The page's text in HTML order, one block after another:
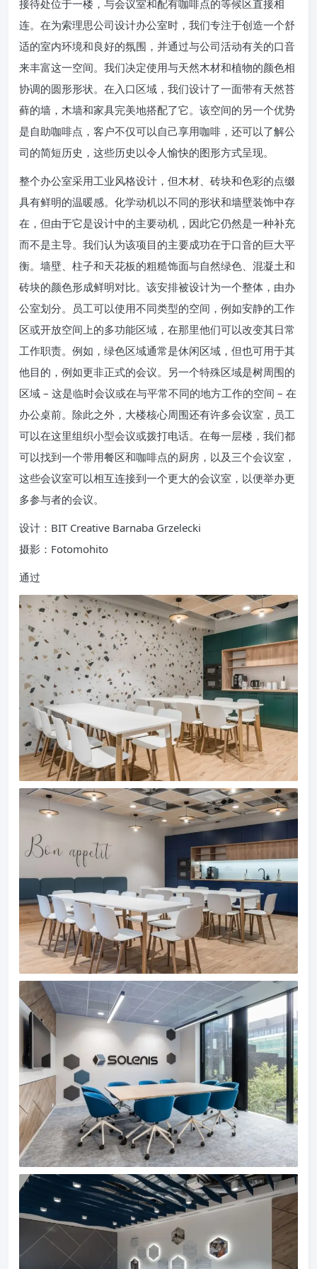
接待处位于一楼，与会议室和配有咖啡点的等候区直接相
连。在为索理思公司设计办公室时，我们专注于创造一个舒
适的室内环境和良好的氛围，并通过与公司活动有关的口音
来丰富这一空间。我们决定使用与天然木材和植物的颜色相
协调的圆形形状。在入口区域，我们设计了一面带有天然苔
藓的墙，木墙和家具完美地搭配了它。该空间的另一个优势
是自助咖啡点，客户不仅可以自己享用咖啡，还可以了解公
司的简短历史，这些历史以令人愉快的图形方式呈现。
整个办公室采用工业风格设计，但木材、砖块和色彩的点缀
具有鲜明的温暖感。化学动机以不同的形状和墙壁装饰中存
在，但由于它是设计中的主要动机，因此它仍然是一种补充
而不是主导。我们认为该项目的主要成功在于口音的巨大平
衡。墙壁、柱子和天花板的粗糙饰面与自然绿色、混凝土和
砖块的颜色形成鲜明对比。该安排被设计为一个整体，由办
公室划分。员工可以使用不同类型的空间，例如安静的工作
区或开放空间上的多功能区域，在那里他们可以改变其日常
工作职责。例如，绿色区域通常是休闲区域，但也可用于其
他目的，例如更非正式的会议。另一个特殊区域是树周围的
区域 – 这是临时会议或在与平常不同的地方工作的空间 – 在
办公桌前。除此之外，大楼核心周围还有许多会议室，员工
可以在这里组织小型会议或拨打电话。在每一层楼，我们都
可以找到一个带用餐区和咖啡点的厨房，以及三个会议室，
这些会议室可以相互连接到一个更大的会议室，以便举办更
多参与者的会议。
设计：BIT Creative Barnaba Grzelecki
摄影：Fotomohito
通过